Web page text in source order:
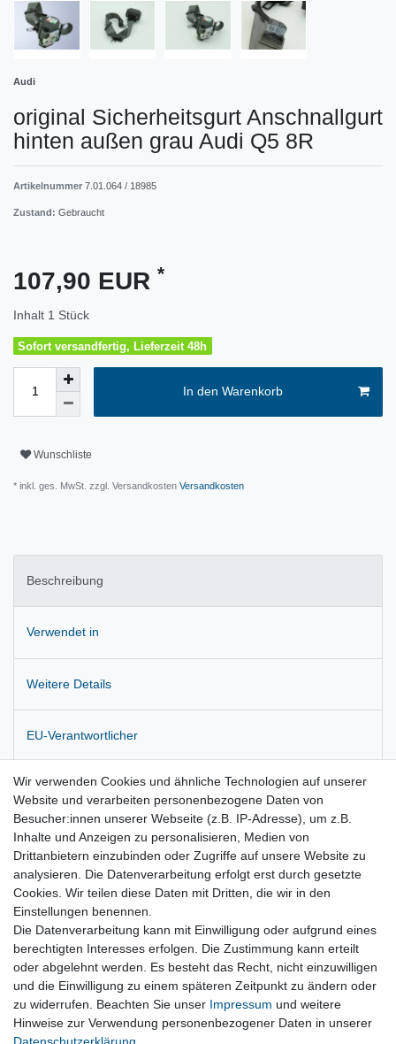
Audi
original Sicherheitsgurt Anschnallgurt
hinten außen grau Audi Q5 8R
Artikelnummer 7.01.064 / 18985
Zustand: Gebraucht
107,90 EUR *
Inhalt 1 Stück
Sofort versandfertig, Lieferzeit 48h
In den Warenkorb
Wunschliste
* inkl. ges. MwSt. zzgl. Versandkosten Versandkosten
Beschreibung
Verwendet in
Weitere Details
EU-Verantwortlicher
Hersteller
Zustandsbeschreibung: Gebraucht. Leichte Gebrauchsspuren
Originalteil !
Vertrag widerrufen
Wir verwenden Cookies und ähnliche Technologien auf unserer
Website und verarbeiten personenbezogene Daten von
Besucher:innen unserer Webseite (z.B. IP-Adresse), um z.B.
Inhalte und Anzeigen zu personalisieren, Medien von
Drittanbietern einzubinden oder Zugriffe auf unsere Website zu
analysieren. Die Datenverarbeitung erfolgt erst durch gesetzte
Cookies. Wir teilen diese Daten mit Dritten, die wir in den
Einstellungen benennen.
Die Datenverarbeitung kann mit Einwilligung oder aufgrund eines
berechtigten Interesses erfolgen. Die Zustimmung kann erteilt
oder abgelehnt werden. Es besteht das Recht, nicht einzuwilligen
und die Einwilligung zu einem späteren Zeitpunkt zu ändern oder
zu widerrufen. Beachten Sie unser Impressum und weitere
Hinweise zur Verwendung personenbezogener Daten in unserer